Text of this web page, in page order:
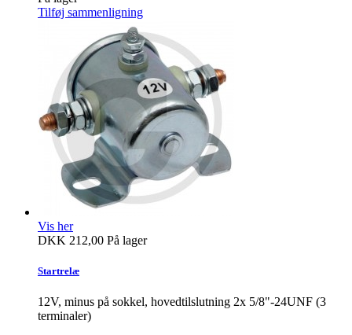
Tilføj sammenligning
Vis her
DKK 212,00 På lager
Startrelæ
12V, minus på sokkel, hovedtilslutning 2x 5/8"-24UNF (3
terminaler)